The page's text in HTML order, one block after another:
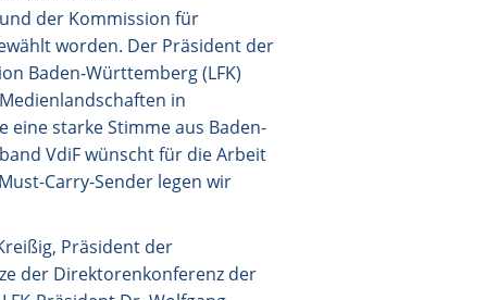
der Kommission für
worden. Der Präsident der
Baden-Württemberg (LFK)
in
eine starke Stimme aus Baden-
VdiF wünscht für die Arbeit
Carry-Sender legen wir
Präsident der
der Direktorenkonferenz der